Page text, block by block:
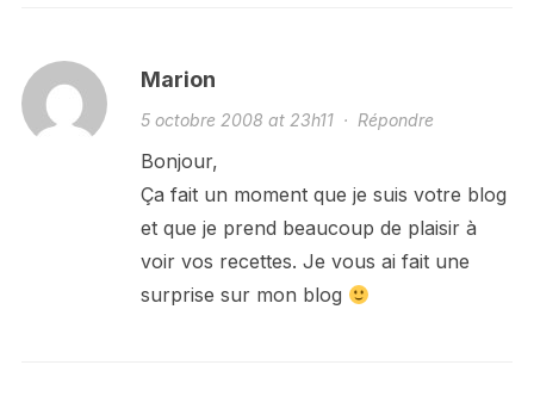
Marion
5 octobre 2008 at 23h11· Répondre
Bonjour,
Ça fait un moment que je suis votre blog
et que je prend beaucoup de plaisir à
voir vos recettes. Je vous ai fait une
surprise sur mon blog